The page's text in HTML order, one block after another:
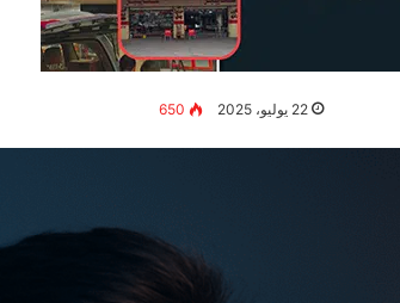
22 يوليو، 2025 650